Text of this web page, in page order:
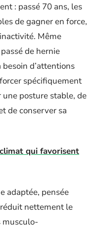
: passé 70 ans, les
de gagner en force,
Même
de hernie
d’attentions
spécifiquement
posture stable, de
de conserver sa
qui favorisent
adaptée, pensée
nettement le
musculo-